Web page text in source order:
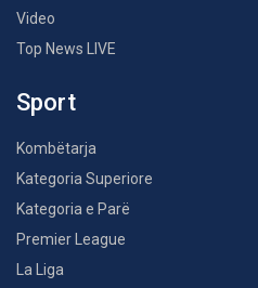
Video
Top News LIVE
Sport
Kombëtarja
Kategoria Superiore
Kategoria e Parë
Premier League
La Liga